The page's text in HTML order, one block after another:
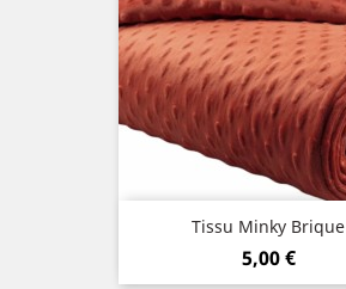
Tissu Minky Brique
Prix
5,00 €